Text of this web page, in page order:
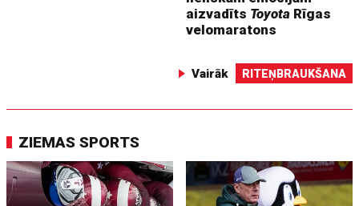
aizvadīts Toyota Rīgas
velomaratons
Vairāk RITEŅBRAUKŠANA
ZIEMAS SPORTS